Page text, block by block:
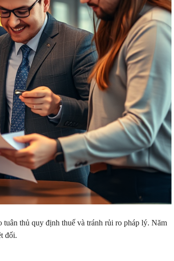
thủ quy định thuế và tránh rủi ro pháp lý. Năm
đối.